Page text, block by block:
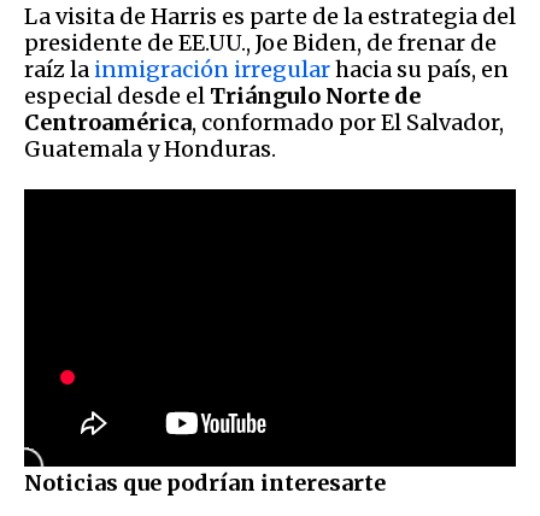
La visita de Harris es parte de la estrategia del
presidente de EE.UU., Joe Biden, de frenar de
raíz la inmigración irregularhacia su país, en
especial desde el Triángulo Norte de
Centroamérica, conformado por El Salvador,
Guatemala y Honduras.
Noticias que podrían interesarte